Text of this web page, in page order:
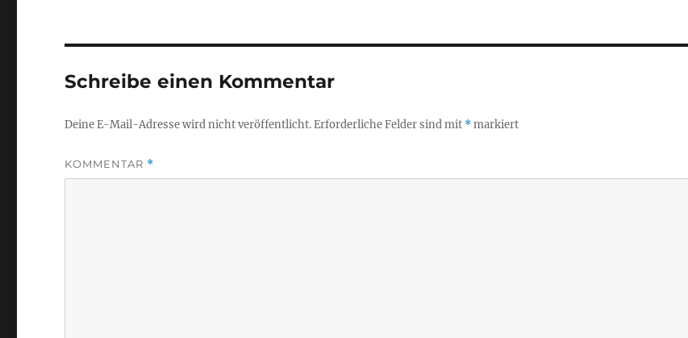
Schreibe einen Kommentar
Deine E-Mail-Adresse wird nicht veröffentlicht.Erforderliche Felder sind mit *markiert
KOMMENTAR *